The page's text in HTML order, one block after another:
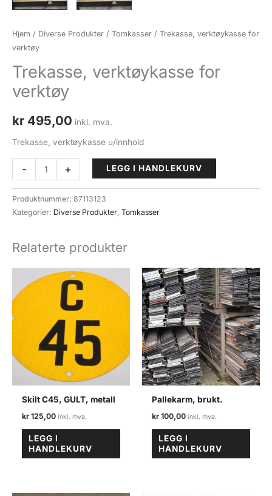
Hjem / Diverse Produkter / Tomkasser / Trekasse, verktøykasse for
verktøy
Trekasse, verktøykasse for
verktøy
kr 495,00 inkl. mva.
Trekasse, verktøykasse u/innhold
-
Trekasse,
verktøykasse
for
verktøy
+ LEGG I HANDLEKURV
Produktnummer: 87113123
Kategorier: Diverse Produkter, Tomkasser
Relaterte produkter
Skilt C45, GULT, metall
kr 125,00
LEGG I
HANDLEKURV
Pallekarm, brukt.
kr 100,00
LEGG I
HANDLEKURV